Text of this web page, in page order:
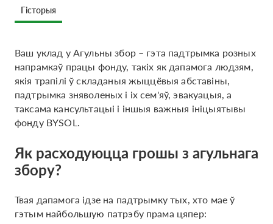
Гісторыя
Ваш уклад у Агульны збор – гэта падтрымка розных
напрамкаў працы фонду, такіх як дапамога людзям,
якія трапілі ў складаныя жыццёвыя абставіны,
падтрымка зняволеных і іх сем'яў, эвакуацыя, а
таксама кансультацыі і іншыя важныя ініцыятывы
фонду BYSOL.
Як расходуюцца грошы з агульнага
збору?
Твая дапамога ідзе на падтрымку тых, хто мае ў
гэтым найбольшую патрэбу прама цяпер: